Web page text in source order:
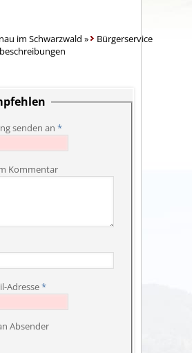
im Schwarzwald »
Bürgerservice
senden an *
Kommentar
Adresse*
Absender